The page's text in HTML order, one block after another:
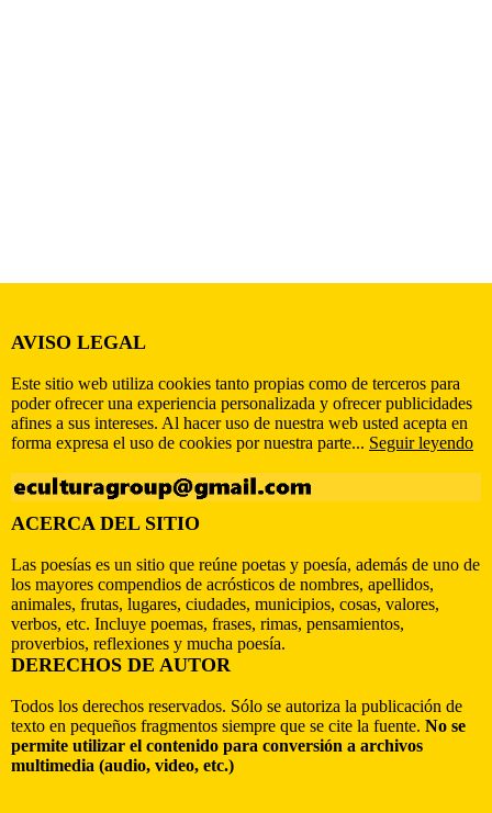
AVISO LEGAL
Este sitio web utiliza cookies tanto propias como de terceros para
poder ofrecer una experiencia personalizada y ofrecer publicidades
afines a sus intereses. Al hacer uso de nuestra web usted acepta en
forma expresa el uso de cookies por nuestra parte... Seguir leyendo
ACERCA DEL SITIO
Las poesías es un sitio que reúne poetas y poesía, además de uno de
los mayores compendios de acrósticos de nombres, apellidos,
animales, frutas, lugares, ciudades, municipios, cosas, valores,
verbos, etc. Incluye poemas, frases, rimas, pensamientos,
proverbios, reflexiones y mucha poesía.
DERECHOS DE AUTOR
Todos los derechos reservados. Sólo se autoriza la publicación de
texto en pequeños fragmentos siempre que se cite la fuente. No se
permite utilizar el contenido para conversión a archivos
multimedia (audio, video, etc.)